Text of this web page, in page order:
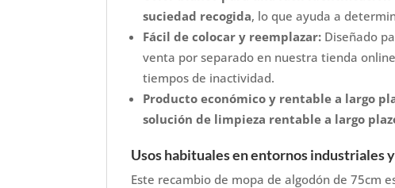
suciedad recogida, lo que ayuda a
Fácil de colocar y reemplazar: Diseñado
venta por separado en nuestra tienda
tiempos de inactividad.
Producto económico y rentable a largo
solución de limpieza rentable a largo
Usos habituales en entornos industriales
Este recambio de mopa de algodón de 75cm